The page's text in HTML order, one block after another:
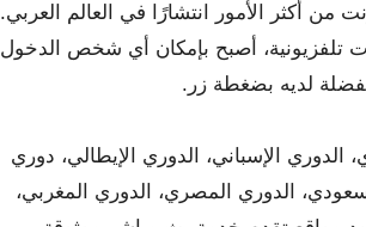
من أكثر الأمور انتشارًا في العالم العربي.
تلفزيونية، أصبح بإمكان أي شخص الدخول
لديه بضغطة زر.
الدوري الإسباني، الدوري الإيطالي، دوري
الدوري المصري، الدوري المغربي،